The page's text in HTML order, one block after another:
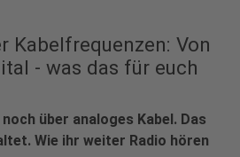
Kabelfrequenzen: Von
- was das für euch
über analoges Kabel. Das
Wie ihr weiter Radio hören